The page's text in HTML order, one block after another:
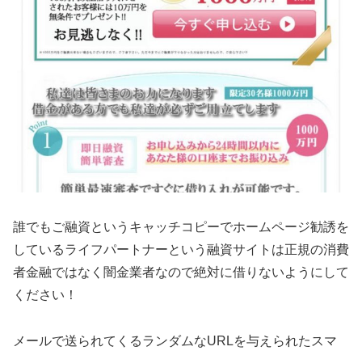
誰でもご融資というキャッチコピーでホームページ勧誘を
しているライフパートナーという融資サイトは正規の消費
者金融ではなく闇金業者なので絶対に借りないようにして
ください！
メールで送られてくるランダムなURLを与えられたスマ